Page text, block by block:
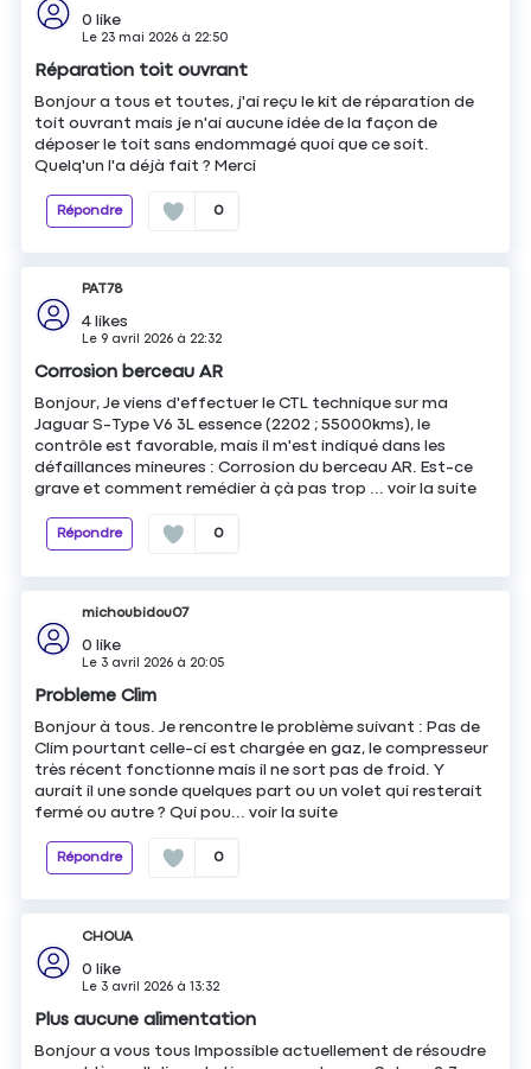
0 like
Le 23 mai 2026 à 22:50
Réparation toit ouvrant
Bonjour a tous et toutes, j'ai reçu le kit de réparation de
toit ouvrant mais je n'ai aucune idée de la façon de
déposer le toit sans endommagé quoi que ce soit.
Quelq'un l'a déjà fait ? Merci
Répondre 0
PAT78
4 likes
Le 9 avril 2026 à 22:32
Corrosion berceau AR
Bonjour, Je viens d'effectuer le CTL technique sur ma
Jaguar S-Type V6 3L essence (2202 ; 55000kms), le
contrôle est favorable, mais il m'est indiqué dans les
défaillances mineures : Corrosion du berceau AR. Est-ce
grave et comment remédier à çà pas trop ...voir la suite
Répondre 0
michoubidou07
0 like
Le 3 avril 2026 à 20:05
Probleme Clim
Bonjour à tous. Je rencontre le problème suivant : Pas de
Clim pourtant celle-ci est chargée en gaz, le compresseur
très récent fonctionne mais il ne sort pas de froid. Y
aurait il une sonde quelques part ou un volet qui resterait
fermé ou autre ? Qui pou...voir la suite
Répondre 0
CHOUA
0 like
Le 3 avril 2026 à13:32
Plus aucune alimentation
Bonjour a vous tous Impossible actuellement de résoudre